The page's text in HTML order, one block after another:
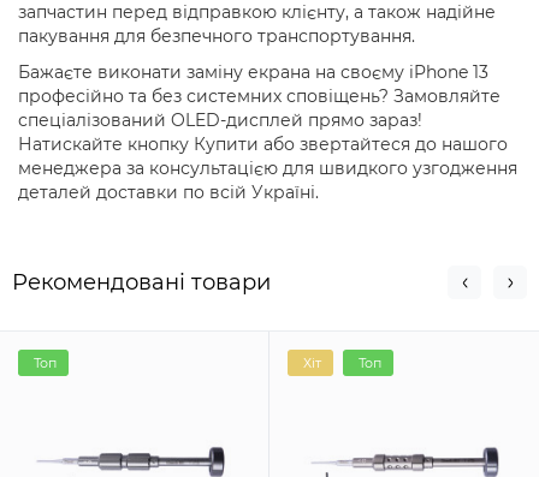
запчастин перед відправкою клієнту, а також надійне
пакування для безпечного транспортування.
Бажаєте виконати заміну екрана на своєму iPhone 13
професійно та без системних сповіщень? Замовляйте
спеціалізований OLED-дисплей прямо зараз!
Натискайте кнопку Купити або звертайтеся до нашого
менеджера за консультацією для швидкого узгодження
деталей доставки по всій Україні.
Рекомендовані товари
Топ Хіт Топ